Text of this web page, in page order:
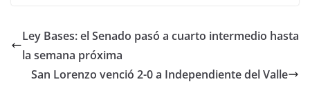
Ley Bases: el Senado pasó a cuarto intermedio hasta
la semana próxima
San Lorenzo venció 2-0 a Independiente del Valle